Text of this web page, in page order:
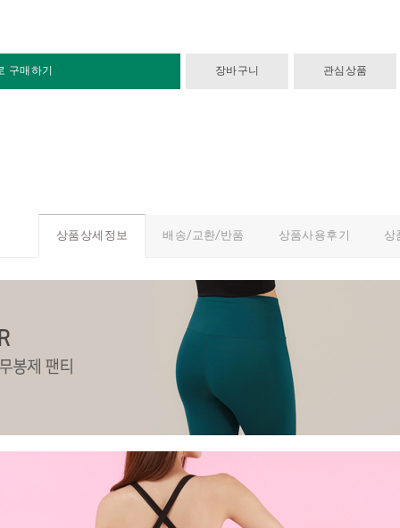
구매하기 장바구니 관심상품
상품상세정보 배송/교환/반품 상품사용후기 상